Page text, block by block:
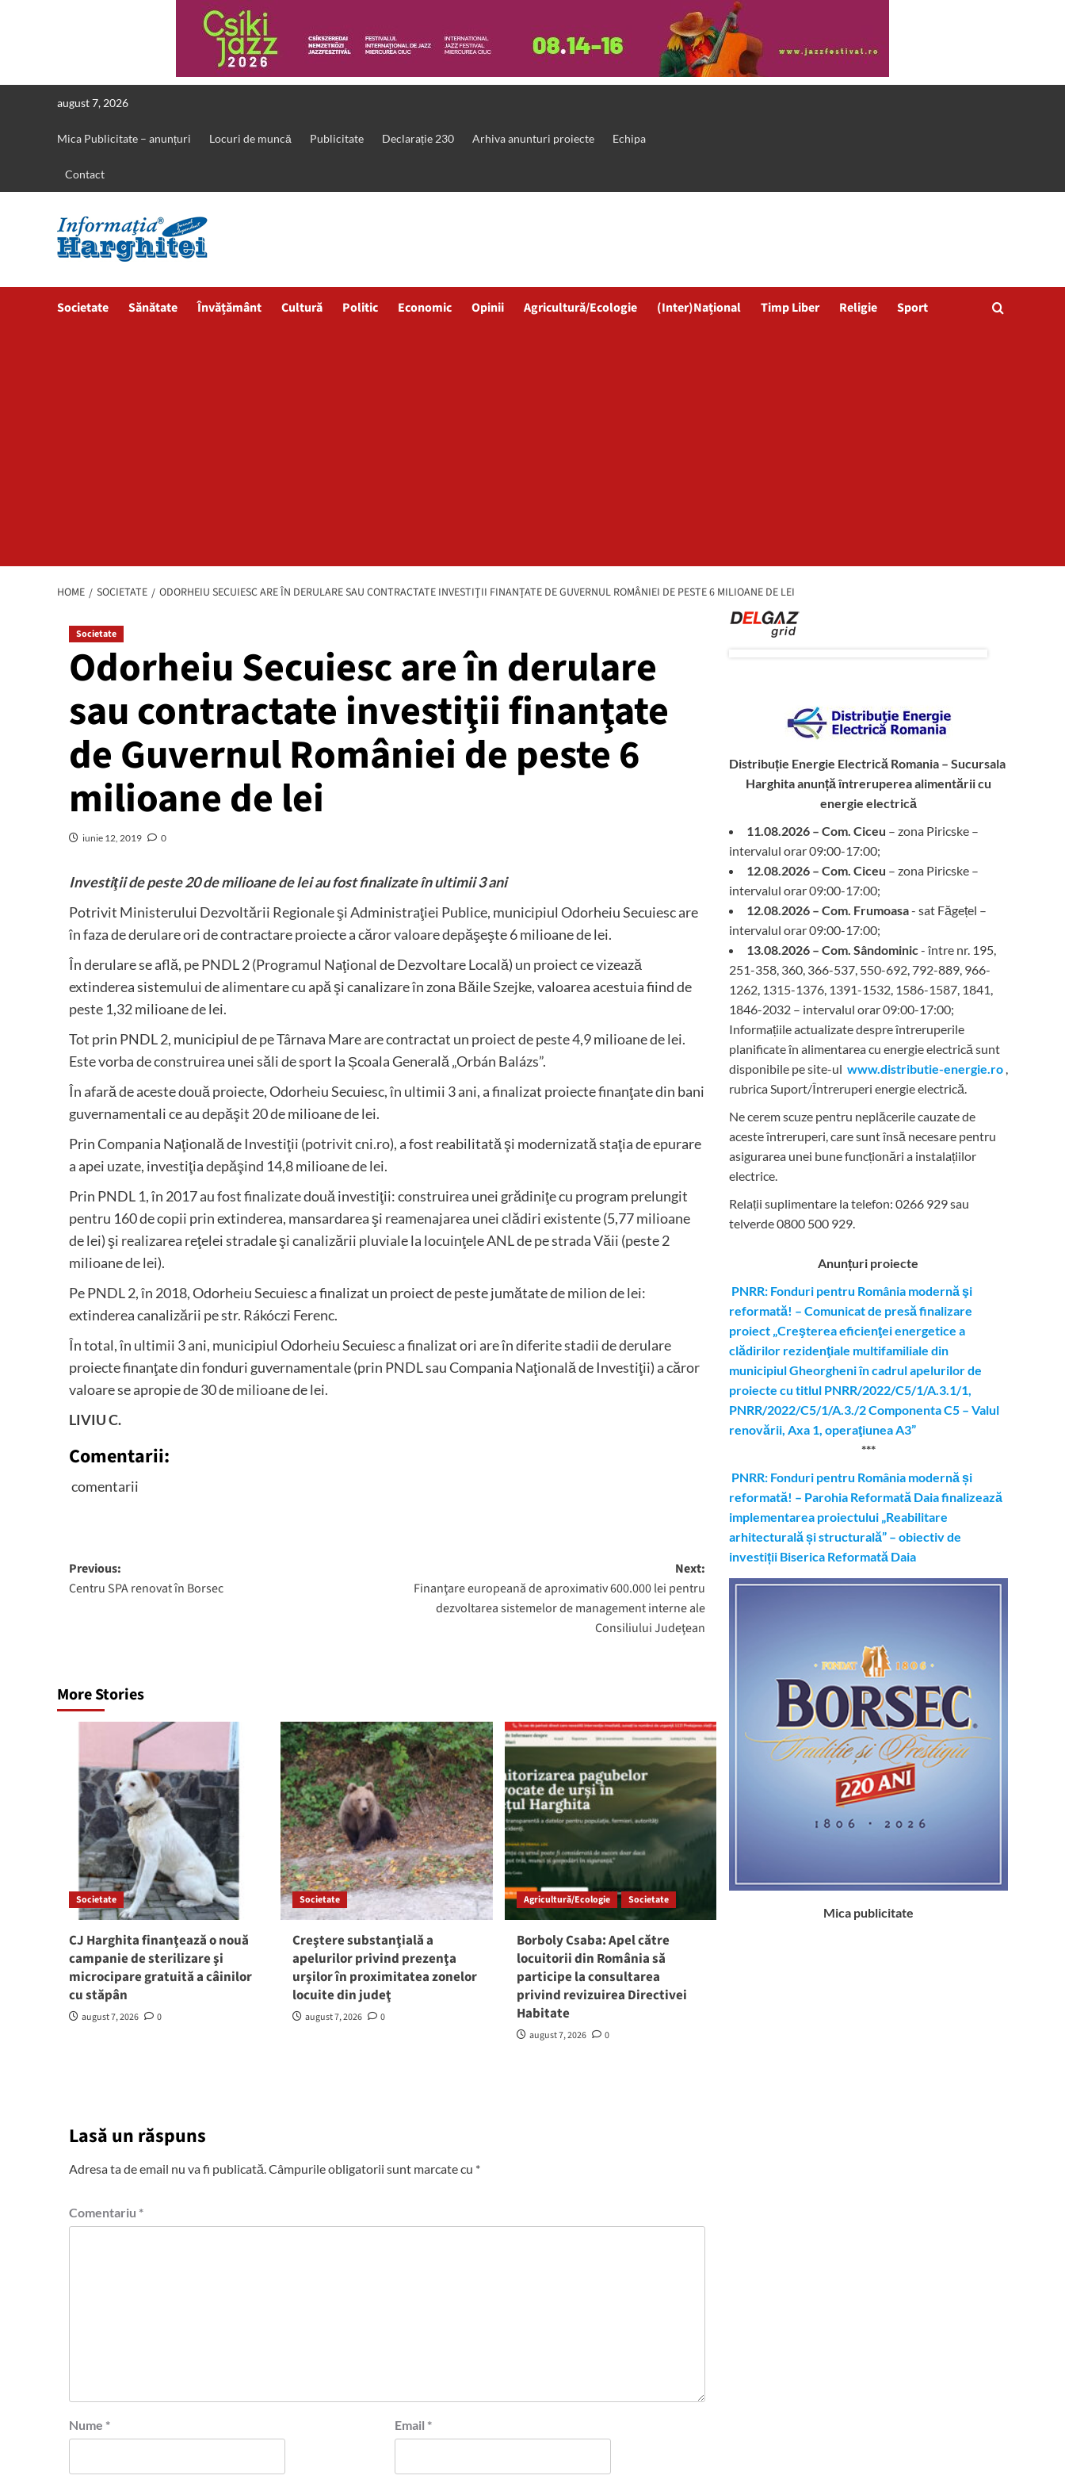
august 7, 2026
Mica Publicitate – anunțuri Locuri de muncă Publicitate Declarație 230 Arhiva anunturi proiecte Echipa
Contact
Societate Sănătate Învățământ Cultură Politic Economic Opinii Agricultură/Ecologie (Inter)Național Timp Liber Religie Sport
HOME SOCIETATE ODORHEIU SECUIESC ARE ÎN DERULARE SAU CONTRACTATE INVESTIŢII FINANŢATE DE GUVERNUL ROMÂNIEI DE PESTE 6 MILIOANE DE LEI
Societate
Odorheiu Secuiesc are în derulare
sau contractate investiţii finanţate
de Guvernul României de peste 6
milioane de lei
iunie 12, 2019 0
Investiţii de peste 20 de milioane de lei au fost finalizate în ultimii 3 ani
Potrivit Ministerului Dezvoltării Regionale şi Administraţiei Publice, municipiul Odorheiu Secuiesc are
în faza de derulare ori de contractare proiecte a căror valoare depăşeşte 6 milioane de lei.
În derulare se află, pe PNDL 2 (Programul Naţional de Dezvoltare Locală) un proiect ce vizează
extinderea sistemului de alimentare cu apă şi canalizare în zona Băile Szejke, valoarea acestuia fiind de
peste 1,32 milioane de lei.
Tot prin PNDL 2, municipiul de pe Târnava Mare are contractat un proiect de peste 4,9 milioane de lei.
Este vorba de construirea unei săli de sport la Școala Generală „Orbán Balázs”.
În afară de aceste două proiecte, Odorheiu Secuiesc, în ultimii 3 ani, a finalizat proiecte finanţate din bani
guvernamentali ce au depăşit 20 de milioane de lei.
Prin Compania Naţională de Investiţii (potrivit cni.ro), a fost reabilitată şi modernizată staţia de epurare
a apei uzate, investiţia depăşind 14,8 milioane de lei.
Prin PNDL 1, în 2017 au fost finalizate două investiţii: construirea unei grădiniţe cu program prelungit
pentru 160 de copii prin extinderea, mansardarea şi reamenajarea unei clădiri existente (5,77 milioane
de lei) şi realizarea reţelei stradale şi canalizării pluviale la locuinţele ANL de pe strada Văii (peste 2
milioane de lei).
Pe PNDL 2, în 2018, Odorheiu Secuiesc a finalizat un proiect de peste jumătate de milion de lei:
extinderea canalizării pe str. Rákóczi Ferenc.
În total, în ultimii 3 ani, municipiul Odorheiu Secuiesc a finalizat ori are în diferite stadii de derulare
proiecte finanţate din fonduri guvernamentale (prin PNDL sau Compania Naţională de Investiţii) a căror
valoare se apropie de 30 de milioane de lei.
LIVIU C.
Comentarii:
comentarii
Post
navigation
Previous:
Centru SPA renovat în Borsec
Next:
Finanţare europeană de aproximativ 600.000 lei pentru
dezvoltarea sistemelor de management interne ale
Consiliului Judeţean
More Stories
Societate
CJ Harghita finanţează o nouă
campanie de sterilizare şi
microcipare gratuită a câinilor
cu stăpân
august 7, 2026 0
Societate
Creştere substanţială a
apelurilor privind prezenţa
urşilor în proximitatea zonelor
locuite din judeţ
august 7, 2026 0
Agricultură/Ecologie Societate
Borboly Csaba: Apel către
locuitorii din România să
participe la consultarea
privind revizuirea Directivei
Habitate
august 7, 2026 0
Lasă un răspuns
Adresa ta de email nu va fi publicată.Câmpurile obligatorii sunt marcate cu *
Comentariu *
Nume * Email *
Distribuție Energie Electrică Romania – Sucursala
Harghitaanunță întreruperea alimentării cu
energie electrică
11.08.2026 – Com. Ciceu – zona Piricske –
intervalul orar 09:00-17:00;
12.08.2026 – Com. Ciceu – zona Piricske –
intervalul orar 09:00-17:00;
12.08.2026 – Com. Frumoasa- sat Făgețel –
intervalul orar 09:00-17:00;
13.08.2026 – Com. Sândominic- între nr. 195,
251-358, 360, 366-537, 550-692, 792-889, 966-
1262, 1315-1376, 1391-1532, 1586-1587, 1841,
1846-2032 – intervalul orar 09:00-17:00;
Informațiile actualizate despre întreruperile
planificate în alimentarea cu energie electrică sunt
disponibile pe site-ul www.distributie-energie.ro ,
rubrica Suport/Întreruperi energie electrică.
Ne cerem scuze pentru neplăcerile cauzate de
aceste întreruperi, care sunt însă necesare pentru
asigurarea unei bune funcționări a instalațiilor
electrice.
Relații suplimentare la telefon: 0266 929 sau
telverde 0800 500 929.
Anunțuri proiecte
PNRR: Fonduri pentru România modernă şi
reformată! – Comunicat de presă finalizare
proiect „Creşterea eficienţei energetice a
clădirilor rezidenţiale multifamiliale din
municipiul Gheorgheni în cadrul apelurilor de
proiecte cu titlul PNRR/2022/C5/1/A.3.1/1,
PNRR/2022/C5/1/A.3./2 Componenta C5 – Valul
renovării, Axa 1, operaţiunea A3”
***
PNRR: Fonduri pentru România modernă și
reformată! – Parohia Reformată Daia finalizează
implementarea proiectului „Reabilitare
arhitecturală și structurală” – obiectiv de
investiții Biserica Reformată Daia
Mica publicitate